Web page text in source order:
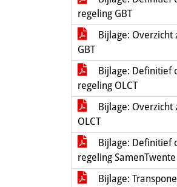
regeling GBT
Bijlage: Overzicht
GBT
Bijlage: Definitief
regeling OLCT
Bijlage: Overzicht
OLCT
Bijlage: Definitief
regeling SamenTwente
Bijlage: